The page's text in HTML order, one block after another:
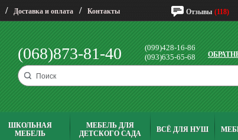
/ Доставка и оплата / Контакты Отзывы (118)
(068)873-81-40
(099)428-16-86
(093)635-65-68
ШКОЛЬНАЯ
МЕБЕЛЬ
МЕБЕЛЬ ДЛЯ
ДЕТСКОГО САДА
ВСЁ ДЛЯ НУШ